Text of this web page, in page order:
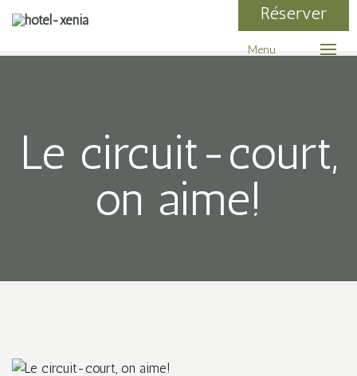
Réserver
Menu
Le circuit-court,
on aime!